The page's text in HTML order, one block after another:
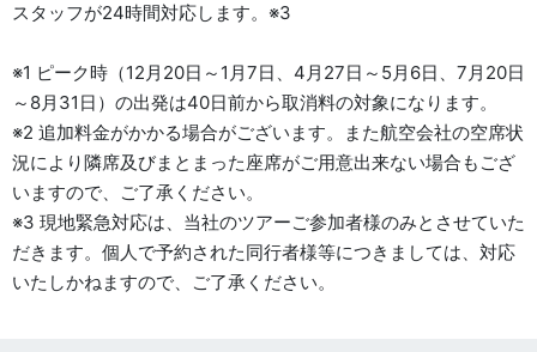
スタッフが24時間対応します。※3
※1 ピーク時（12月20日～1月7日、4月27日～5月6日、7月20日
～8月31日）の出発は40日前から取消料の対象になります。
※2 追加料金がかかる場合がございます。また航空会社の空席状
況により隣席及びまとまった座席がご用意出来ない場合もござ
いますので、ご了承ください。
※3 現地緊急対応は、当社のツアーご参加者様のみとさせていた
だきます。個人で予約された同行者様等につきましては、対応
いたしかねますので、ご了承ください。